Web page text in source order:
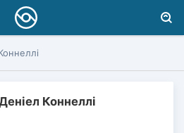
Коннеллі